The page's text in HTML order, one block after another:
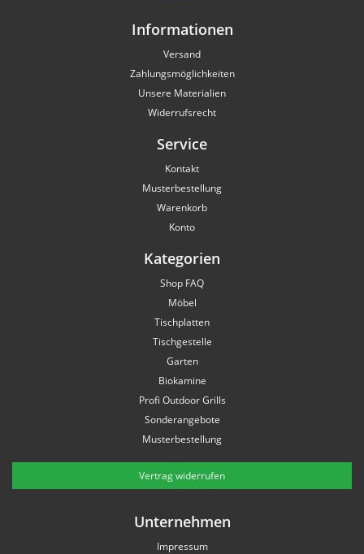
Informationen
Versand
Zahlungsmöglichkeiten
Unsere Materialien
Widerrufsrecht
Service
Kontakt
Musterbestellung
Warenkorb
Konto
Kategorien
Shop FAQ
Möbel
Tischplatten
Tischgestelle
Garten
Biokamine
Profi Outdoor Grills
Sonderangebote
Musterbestellung
Vertrag widerrufen
Unternehmen
Impressum